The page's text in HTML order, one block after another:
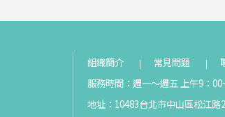
組織簡介 常見問題
服務時間：週一～週五 上午9：
地址：10483台北市中山區松江路